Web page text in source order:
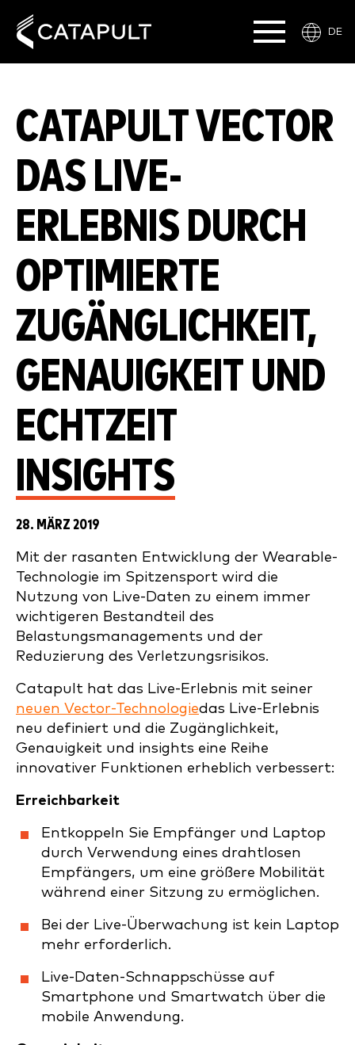
DE
CATAPULT VECTOR
DAS LIVE-
ERLEBNIS DURCH
OPTIMIERTE
ZUGÄNGLICHKEIT,
GENAUIGKEIT UND
ECHTZEIT
INSIGHTS
28. MÄRZ 2019
Mit der rasanten Entwicklung der Wearable-
Technologie im Spitzensport wird die
Nutzung von Live-Daten zu einem immer
wichtigeren Bestandteil des
Belastungsmanagements und der
Reduzierung des Verletzungsrisikos.
Catapult hat das Live-Erlebnis mit seiner
neuen Vector-Technologiedas Live-Erlebnis
neu definiert und die Zugänglichkeit,
Genauigkeit und insights eine Reihe
innovativer Funktionen erheblich verbessert:
Erreichbarkeit
Entkoppeln Sie Empfänger und Laptop
durch Verwendung eines drahtlosen
Empfängers, um eine größere Mobilität
während einer Sitzung zu ermöglichen.
Bei der Live-Überwachung ist kein Laptop
mehr erforderlich.
Live-Daten-Schnappschüsse auf
Smartphone und Smartwatch über die
mobile Anwendung.